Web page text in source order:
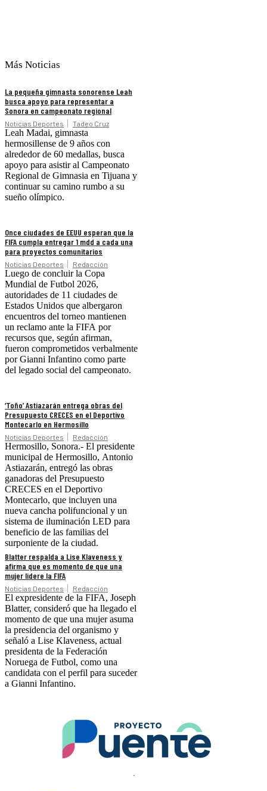
Más Noticias
La pequeña gimnasta sonorense Leah
busca apoyo para representar a
Sonora en campeonato regional
Noticias Deportes Tadeo Cruz
Leah Madai, gimnasta
hermosillense de 9 años con
alrededor de 60 medallas, busca
apoyo para asistir al Campeonato
Regional de Gimnasia en Tijuana y
continuar su camino rumbo a su
sueño olímpico.
Once ciudades de EEUU esperan que la
FIFA cumpla entregar 1 mdd a cada una
para proyectos comunitarios
Noticias Deportes Redacción
Luego de concluir la Copa
Mundial de Futbol 2026,
autoridades de 11 ciudades de
Estados Unidos que albergaron
encuentros del torneo mantienen
un reclamo ante la FIFA por
recursos que, según afirman,
fueron comprometidos verbalmente
por Gianni Infantino como parte
del legado social del campeonato.
‘Toño’ Astiazarán entrega obras del
Presupuesto CRECES en el Deportivo
Montecarlo en Hermosillo
Noticias Deportes Redacción
Hermosillo, Sonora.- El presidente
municipal de Hermosillo, Antonio
Astiazarán, entregó las obras
ganadoras del Presupuesto
CRECES en el Deportivo
Montecarlo, que incluyen una
nueva cancha polifuncional y un
sistema de iluminación LED para
beneficio de las familias del
surponiente de la ciudad.
Blatter respalda a Lise Klaveness y
afirma que es momento de que una
mujer lidere la FIFA
Noticias Deportes Redacción
El expresidente de la FIFA, Joseph
Blatter, consideró que ha llegado el
momento de que una mujer asuma
la presidencia del organismo y
señaló a Lise Klaveness, actual
presidenta de la Federación
Noruega de Futbol, como una
candidata con el perfil para suceder
a Gianni Infantino.
.